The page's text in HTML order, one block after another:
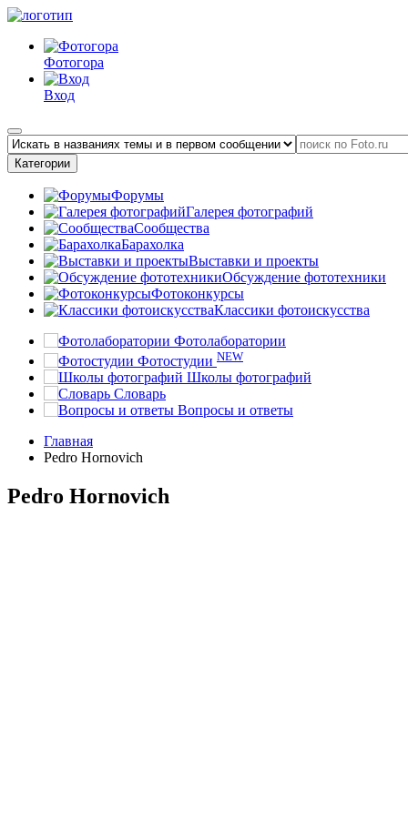
Фотогора
Вход
Категории
Форумы
Галерея фотографий
Сообщества
Барахолка
Выставки и проекты
Обсуждение фототехники
Фотоконкурсы
Классики фотоискусства
Фотолаборатории
Фотостудии NEW
Школы фотографий
Словарь
Вопросы и ответы
Главная
Pedro Hornovich
Pedro Hornovich